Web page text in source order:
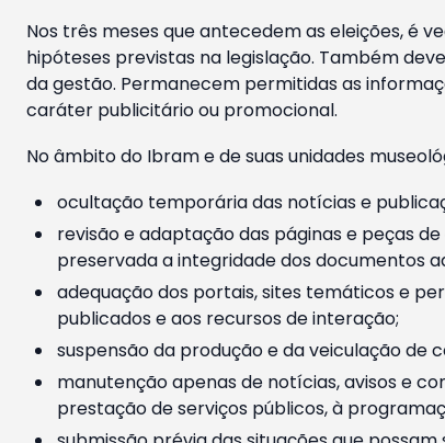
Nos três meses que antecedem as eleições, é
hipóteses previstas na legislação. Também
da gestão. Permanecem permitidas as
caráter publicitário ou promocional.
No âmbito do Ibram e de suas unidades
ocultação temporária das notícias e
revisão e adaptação das páginas e peças
preservada a integridade dos documentos
adequação dos portais, sites temáticos e
publicados e aos recursos de interação;
suspensão da produção e da veiculação
manutenção apenas de notícias, avisos e
prestação de serviços públicos, à